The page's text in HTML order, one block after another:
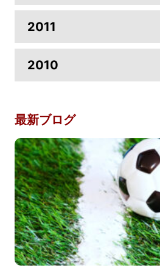
2011
2010
最新ブログ